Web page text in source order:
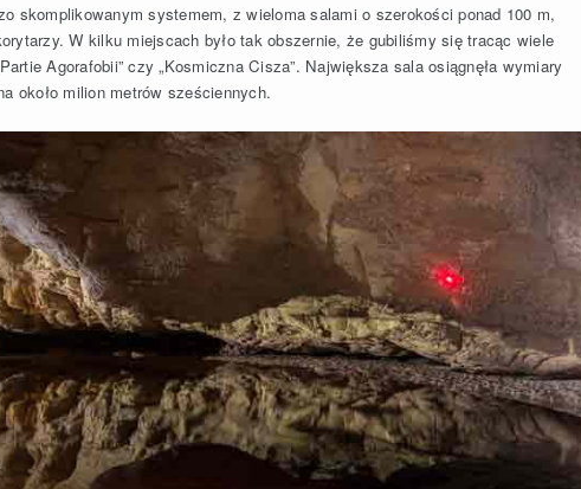
skomplikowanym systemem, z wieloma salami o szerokości ponad 100 m,
W kilku miejscach było tak obszernie, że gubiliśmy się tracąc wiele
Agorafobii” czy „Kosmiczna Cisza”. Największa sala osiągnęła wymiary
około milion metrów sześciennych.